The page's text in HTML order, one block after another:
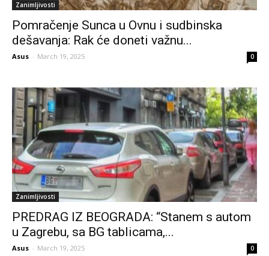
Zanimljivosti
Pomračenje Sunca u Ovnu i sudbinska
dešavanja: Rak će doneti važnu...
Asus - March 19, 2025 0
Zanimljivosti
PREDRAG IZ BEOGRADA: “Stanem s autom
u Zagrebu, sa BG tablicama,...
Asus - March 19, 2025 0